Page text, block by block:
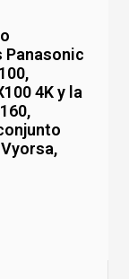
Panasonic
4K y la